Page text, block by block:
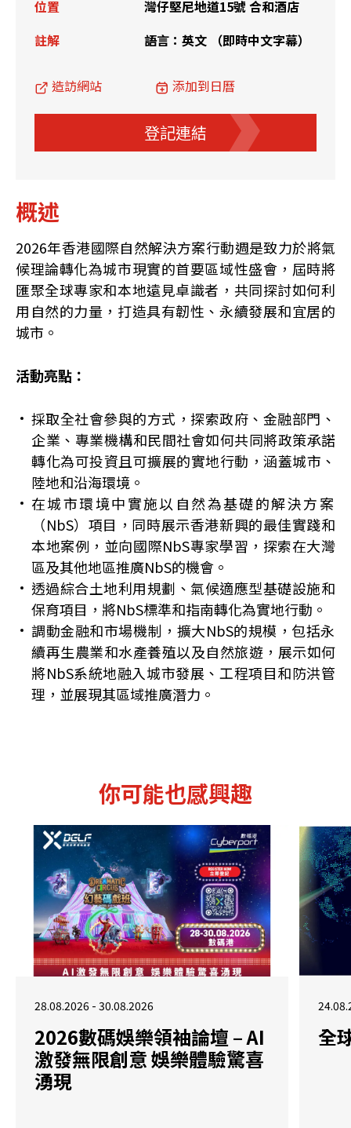
位置
灣仔堅尼地道15號 合和酒店
註解
語言：英文 （即時中文字幕）
造訪網站 添加到日曆
登記連結
概述
2026年香港國際自然解決方案行動週是致力於將氣
候理論轉化為城市現實的首要區域性盛會，屆時將
匯聚全球專家和本地遠見卓識者，共同探討如何利
用自然的力量，打造具有韌性、永續發展和宜居的
城市。
活動亮點：
採取全社會參與的方式，探索政府、金融部門、
企業、專業機構和民間社會如何共同將政策承諾
轉化為可投資且可擴展的實地行動，涵蓋城市、
陸地和沿海環境。
在城市環境中實施以自然為基礎的解決方案
（NbS）項目，同時展示香港新興的最佳實踐和
本地案例，並向國際NbS專家學習，探索在大灣
區及其他地區推廣NbS的機會。
透過綜合土地利用規劃、氣候適應型基礎設施和
保育項目，將NbS標準和指南轉化為實地行動。
調動金融和市場機制，擴大NbS的規模，包括永
續再生農業和水產養殖以及自然旅遊，展示如何
將NbS系統地融入城市發展、工程項目和防洪管
理，並展現其區域推廣潛力。
你可能也感興趣
28.08.2026 - 30.08.2026
2026數碼娛樂領袖論壇 – AI
激發無限創意 娛樂體驗驚喜
湧現
全